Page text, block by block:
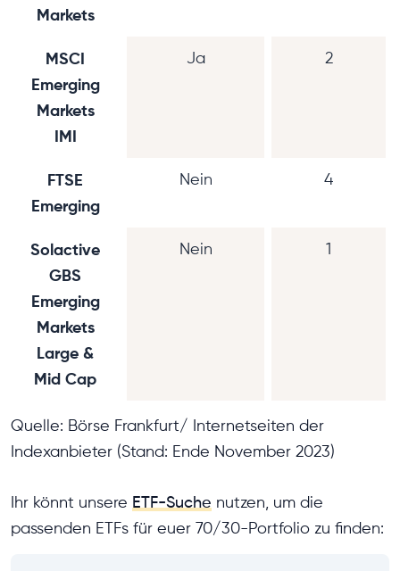
Markets
MSCI
Emerging
Markets
IMI
Ja 2
FTSE
Emerging
Nein 4
Solactive
GBS
Emerging
Markets
Large &
Mid Cap
Nein 1
Quelle: Börse Frankfurt/ Internetseiten der
Indexanbieter (Stand: Ende November 2023)
Ihr könnt unsere ETF-Suche nutzen, um die
passenden ETFs für euer 70/30-Portfolio zu finden: